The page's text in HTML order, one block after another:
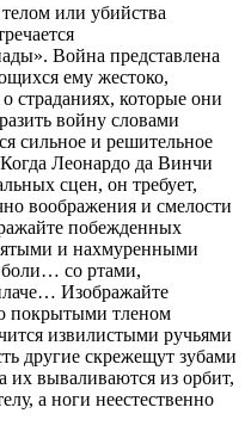
или убийства
Война представлена
ему жестоко,
страданиях, которые они
войну словами
сильное и решительное
Когда Леонардо да Винчи
сцен, он требует,
воображения и смелости
побежденных
и нахмуренными
со ртами,
Изображайте
покрытыми тленом
извилистыми ручьями
другие скрежещут зубами
их вываливаются из орбит,
а ноги неестественно